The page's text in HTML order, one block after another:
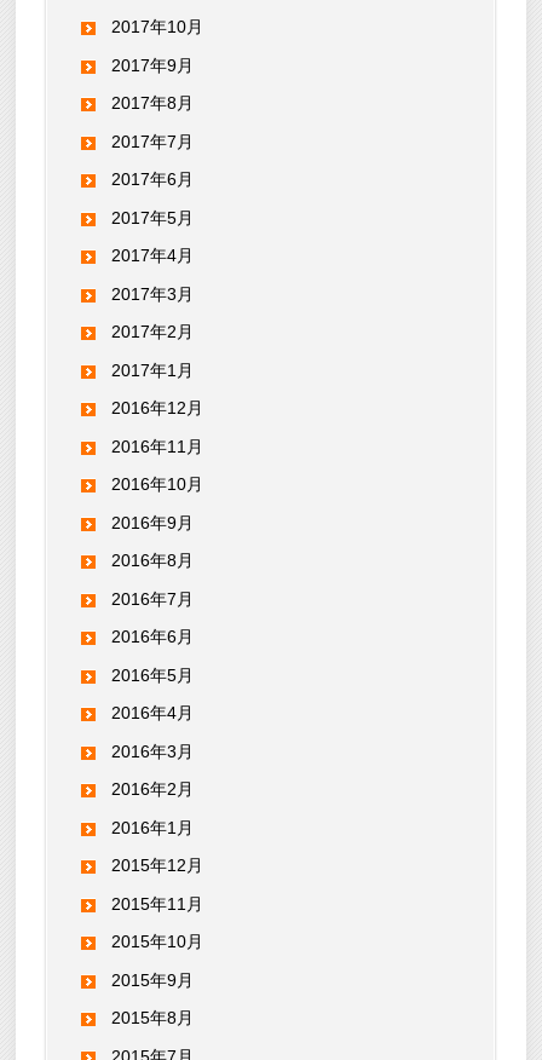
2017年10月
2017年9月
2017年8月
2017年7月
2017年6月
2017年5月
2017年4月
2017年3月
2017年2月
2017年1月
2016年12月
2016年11月
2016年10月
2016年9月
2016年8月
2016年7月
2016年6月
2016年5月
2016年4月
2016年3月
2016年2月
2016年1月
2015年12月
2015年11月
2015年10月
2015年9月
2015年8月
2015年7月